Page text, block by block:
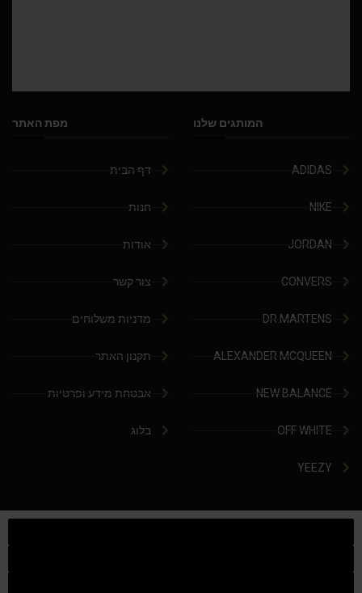
המותגים שלנו
ADIDAS
NIKE
JORDAN
CONVERS
DR.MARTENS
ALEXANDER MCQUEEN
NEW BALANCE
OFF WHITE
YEEZY
מפת האתר
דף הבית
חנות
אודות
צור קשר
מדניות משלוחים
תקנון האתר
אבטחת מידע ופרטיות
בלוג